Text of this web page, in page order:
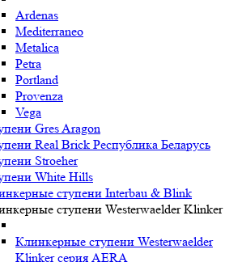
Ardenas
Mediterraneo
Metalica
Petra
Portland
Provenza
Vega
Gres Aragon
Real Brick Республика Беларусь
Stroeher
White Hills
ступени Interbau & Blink
ступени Westerwaelder Klinker
Клинкерные ступени Westerwaelder
Klinker серия AERA